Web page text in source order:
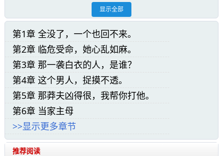
家满门为国捐躯，虽死犹荣，她应该自豪而不是
哭泣。这篇文章通过主人公白明微的视角，展现
了战争给一个家庭带来的巨大伤害和悲痛。同
时，也表达了对那些为国家献出生命的英雄的敬
意和赞美。
重生之嫡长女帅炸了小说精彩阅读:
“报！八月十四，东陵国八万将士被困阴山，
全歼！”
显示全部
第1章 全没了，一个也回不来。
第2章 临危受命，她心乱如麻。
第3章 那一袭白衣的人，是谁？
第4章 这个男人，捉摸不透。
第5章 那莽夫凶得很，我帮你打他。
第6章 当家主母
>>显示更多章节
推荐阅读